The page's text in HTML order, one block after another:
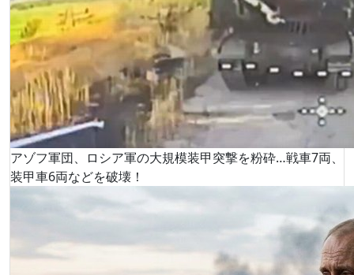
アゾフ軍団、ロシア軍の大規模装甲突撃を粉砕…戦車7両、
装甲車6両などを破壊！